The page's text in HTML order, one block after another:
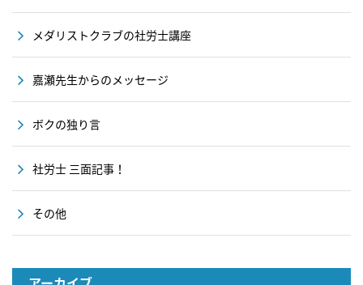
メダリストクラブの社労士講座
嘉瀬先生からのメッセージ
ボクの独り言
社労士 三面記事！
その他